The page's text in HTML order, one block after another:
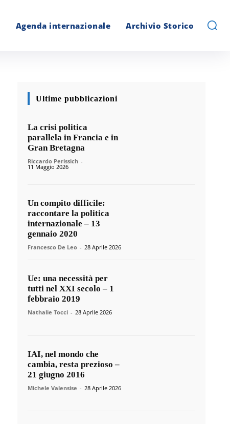
Agenda internazionale Archivio Storico
Ultime pubblicazioni
La crisi politica
parallela in Francia e in
Gran Bretagna
Riccardo Perissich -
11 Maggio 2026
Un compito difficile:
raccontare la politica
internazionale – 13
gennaio 2020
Francesco De Leo - 28 Aprile 2026
Ue: una necessità per
tutti nel XXI secolo – 1
febbraio 2019
Nathalie Tocci - 28 Aprile 2026
IAI, nel mondo che
cambia, resta prezioso –
21 giugno 2016
Michele Valensise - 28 Aprile 2026